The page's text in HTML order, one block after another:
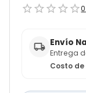
0
Envío
Entrega
Costo